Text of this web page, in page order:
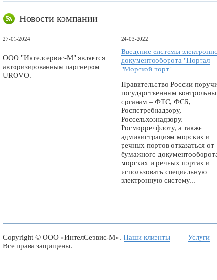
Новости компании
27-01-2024
ООО "Интелсервис-М" является
авторизированным партнером
UROVO.
24-03-2022
Введение системы
документооборота "Портал
"Морской порт"
Правительство России
государственным
органам – ФТС, ФСБ,
Роспотребнадзору,
Россельхознадзору,
Росморречфлоту, а также
администрациям морских и
речных портов отказаться от
бумажного
морских и речных портах и
использовать специальную
электронную систему...
Copyright © ООО «ИнтелСервис-М».
Все права защищены.
Наши клиенты Услуги